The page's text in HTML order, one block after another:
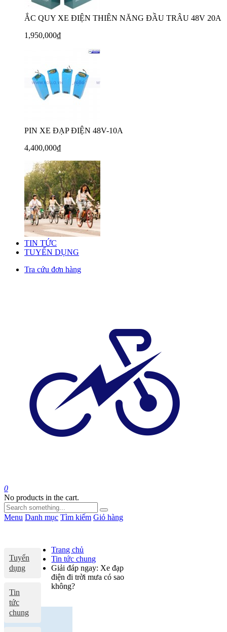
ẮC QUY XE ĐIỆN THIÊN NĂNG ĐẦU TRÂU 48V 20A
1,950,000₫
PIN XE ĐẠP ĐIỆN 48V-10A
4,400,000₫
TIN TỨC
TUYỂN DỤNG
Tra cứu đơn hàng
0
No products in the cart.
Menu Danh mục Tìm kiếm Giỏ hàng
Tuyển
dụng
Tin
tức
chung
Trang chủ
Tin tức chung
Giải đáp ngay: Xe đạp
điện đi trời mưa có sao
không?